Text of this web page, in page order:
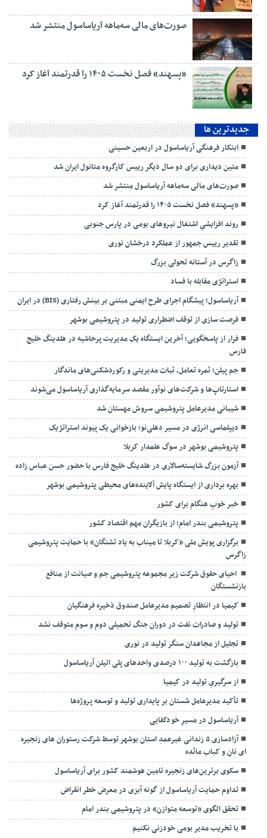
صورت‌های مالی سه‌ماهه آریاساسول منتشر شد
«پسهند» فصل نخست ۱۴۰۵ را قدرتمند آغاز کرد
جديدترين ها
ابتکار فرهنگی آریاساسول در اربعین حسینی
متین دیداری برای دو سال دیگر رییس کارگروه متانول ایران شد
صورت‌های مالی سه‌ماهه آریاساسول منتشر شد
«پسهند» فصل نخست ۱۴۰۵ را قدرتمند آغاز کرد
روند افزایشیِ اشتغال نیروهای بومی در پارس جنوبی
تقدیر رییس جمهور از عملکرد درخشان نوری
زاگرس در آستانه تحولی بزرگ
استراتژی مقابله با فساد
آریاساسول؛ پیشگام اجرای طرح ایمنی مبتنی بر بینش رفتاری (BIS) در ایران
فرصت سازی از توقف اضطراری تولید در پتروشیمی بوشهر
فرار از پاسخگویی؛ آخرین ایستگاه یک مدیریت پرحاشیه در هلدینگ خلیج
فارس
جم پیلن؛ ثمره تعامل، ثبات مدیریتی و رکوردشکنی‌های ماندگار
استارتاپ‌ها و شرکت‌های نوآور مقصد سرما‌یه‌گذاری آریاساسول می‌شوند
شیبانی مدیرعامل پتروشیمی سروش مهستان شد
دیپلماسی انرژی در مسیر دهلی‌نو؛ بازخوانی یک پیوند استراتژیک
پتروشیمی بوشهر در سوگ علمدار کربلا
آزمون بزرگ شایسته‌سالاری در هلدینگ خلیج فارس با حضور حسن عباس زاده
بهره برداری از ایستگاه پایش آلاینده‌های محیطی پتروشیمی بوشهر
خبر خوبِ هنگام برای کشور
پتروشیمی بندر امام؛ از بازیگران مهم اقتصاد کشور
برگزاری پویش ملی «کربلا تا میناب به یاد تشنگان» با حمایت پتروشیمی
زاگرس
احیای حقوق شرکت زیر مجموعه پتروشیمی جم و صیانت از منافع
بازنشستگان
کیمیا در انتظارِ تصمیم مدیرعامل صندوق ذخیره فرهنگیان
تولید و صادرات نفت در دوران جنگ تحمیلی دوم و سوم متوقف نشد
تجلیل از مجاهدان سنگر تولید در نوری
بازگشت به تولید ۱۰۰ درصدی واحدهای پلی اتیلن آریاساسول
از سرگیریِ تولید در کیمیا
تأکید مدیرعامل شستان بر پایداری تولید و توسعه پروژه‌ها
آریاساسول در مسیرِ خودکفایی
آزادسازی ۵ زندانی غیرعمدِ استان بوشهر توسط شرکت رستوران های زنجیره
ای نان و کباب مائده
سکوی برترین‌های زنجیره تامین هوشمند کشور برای آریاساسول
تداوم حمایت آریاساسول از گونه آبزی در معرض خطر انقراض
تحقق الگوی «توسعه متوازن» در پتروشیمی بندر امام
با تخریب مدیر بومی خودزنی نکنیم